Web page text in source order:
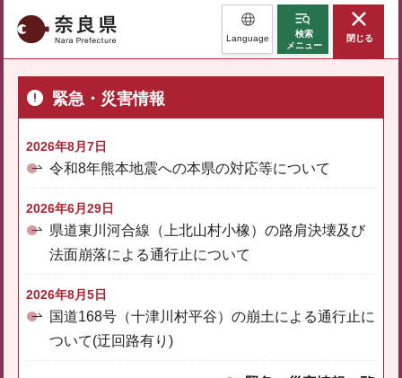
奈良県 Language
検索
メニュー
閉じる
緊急・災害情報
2026年8月7日
令和8年熊本地震への本県の対応等について
2026年6月29日
県道東川河合線（上北山村小橡）の路肩決壊及び
法面崩落による通行止について
2026年8月5日
国道168号（十津川村平谷）の崩土による通行止に
ついて(迂回路有り)